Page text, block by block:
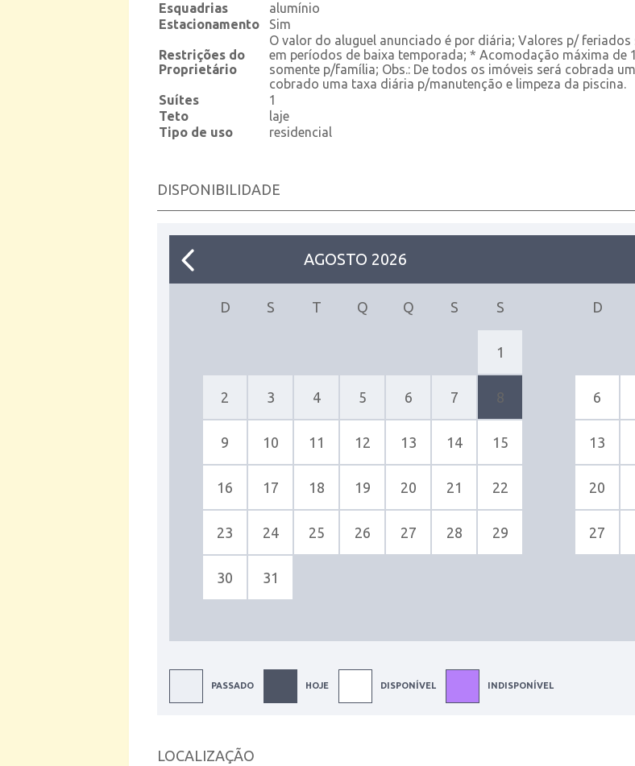
Esquadrias
alumínio
Estacionamento
Sim
Restrições do
Proprietário
O valor do aluguel anunciado é por diária; Valores p/
em períodos de baixa temporada; * Acomodação máxima de
somente p/família; Obs.: De todos os imóveis será cobrada
cobrado uma taxa diária p/manutenção e limpeza da piscina.
Suítes
1
Teto
laje
Tipo de uso
residencial
DISPONIBILIDADE
AGOSTO 2026
D S T Q Q S S
1
2 3 4 5 6 7 8
9 10 11 12 13 14 15
16 17 18 19 20 21 22
23 24 25 26 27 28 29
30 31
D
6
13
20
27
PASSADO HOJE DISPONÍVEL INDISPONÍVEL
LOCALIZAÇÃO